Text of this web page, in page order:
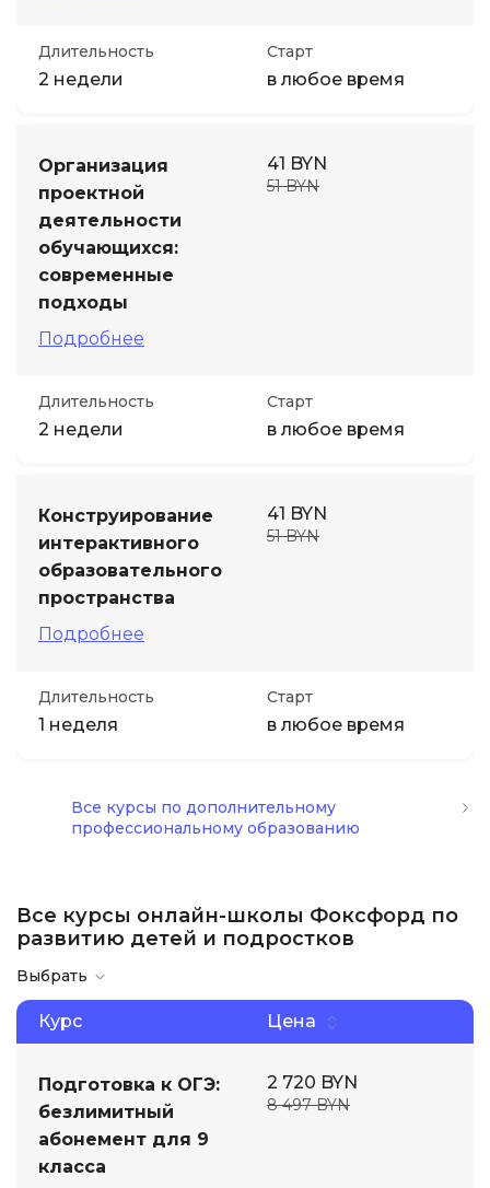
Длительность
2 недели
Старт
в любое время
Организация
проектной
деятельности
обучающихся:
современные
подходы
Подробнее
41 BYN
51 BYN
Длительность
2 недели
Старт
в любое время
Конструирование
интерактивного
образовательного
пространства
Подробнее
41 BYN
51 BYN
Длительность
1 неделя
Старт
в любое время
Все курсы по дополнительному
профессиональному образованию
Все курсы онлайн-школы Фоксфорд по
развитию детей и подростков
Выбрать
Курс Цена
Подготовка к ОГЭ:
безлимитный
абонемент для 9
класса
2 720 BYN
8 497 BYN